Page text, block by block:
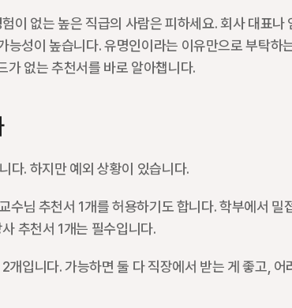
이 없는 높은 직급의 사람은 피하세요. 회사 대표나
능성이 높습니다. 유명인이라는 이유만으로 부탁하
없는 추천서를 바로 알아챕니다.
다. 하지만 예외 상황이 있습니다.
수님 추천서 1개를 허용하기도 합니다. 학부에서 밀
추천서 1개는 필수입니다.
입니다. 가능하면 둘 다 직장에서 받는 게 좋고, 어